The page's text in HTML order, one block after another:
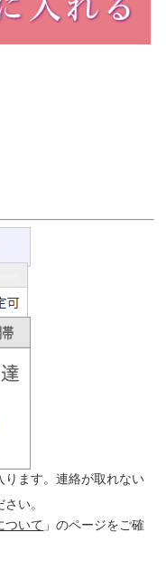
ります。連絡が取れない
い。
ついて 」のページをご確